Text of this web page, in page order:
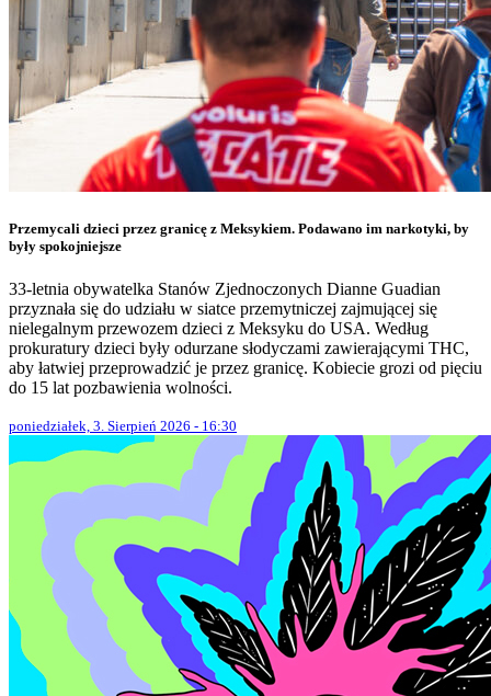
Przemycali dzieci przez granicę z Meksykiem. Podawano im narkotyki, by
były spokojniejsze
33-letnia obywatelka Stanów Zjednoczonych Dianne Guadian
przyznała się do udziału w siatce przemytniczej zajmującej się
nielegalnym przewozem dzieci z Meksyku do USA. Według
prokuratury dzieci były odurzane słodyczami zawierającymi THC,
aby łatwiej przeprowadzić je przez granicę. Kobiecie grozi od pięciu
do 15 lat pozbawienia wolności.
poniedziałek, 3. Sierpień 2026 - 16:30